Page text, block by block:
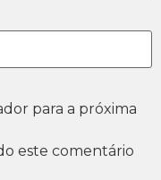
para a próxima
este comentário